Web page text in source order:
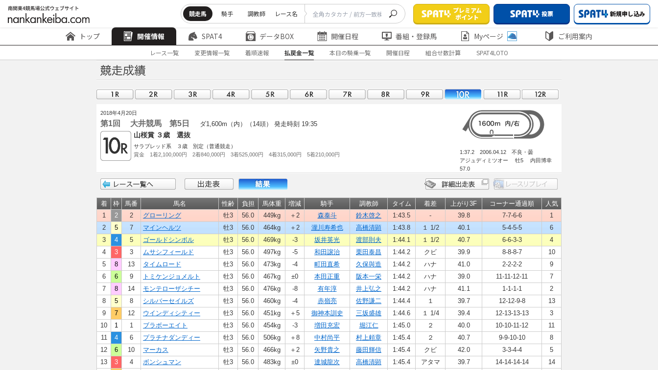
競走馬 騎手 調教師 レース名
プレミアム
ポイント
投票 新規申し込み
トップ 開催情報 SPAT4 データBOX 開催日程 番組・登録馬 Myページ ご利用案内
レース一覧 変更情報一覧 着順速報 払戻金一覧 本日の騎乗一覧 開催日程 組合せ数計算 SPAT4LOTO
2018年4月20日
第1回 大井競馬 第5日 ダ1,600m（内）（14頭） 発走時刻 19:35
山桜賞 ３歳 選抜
サラブレッド系 ３歳 別定（普通競走）
賞金 1着2,100,000円 2着840,000円 3着525,000円 4着315,000円 5着210,000円
1:37.2 2006.04.12 不良・曇
アジュディミツオー 牡5 内田博幸
57.0
着 枠 馬番 馬名 性齢 負担 馬体重 増減 騎手 調教師 タイム 着差 上がり3F コーナー通過順
人気
1
2 2 グローリング 牡3 56.0 449kg ＋2 森泰斗 鈴木啓之 1:43.5 - 39.8 7-7-6-6
1
2
5 7 マインヘルツ 牡3 56.0 464kg ＋2 瀧川寿希也 高橋清顕 1:43.8 １ 1/2 40.1 5-4-5-5
6
3
4 5 ゴールドシンボル 牡3 56.0 469kg -3 坂井英光 渡部則夫 1:44.1 １ 1/2 40.7 6-6-3-3
4
4
3 3 ムサシフィールド 牡3 56.0 497kg -5 和田譲治 栗田泰昌 1:44.2 クビ 39.9 8-8-8-7
10
5
8 13 タイムロード 牡3 56.0 473kg -4 町田直希 久保與造 1:44.2 ハナ 41.0 2-2-2-2
9
6
6 9 トミケンジョメルト 牡3 56.0 467kg ±0 本田正重 阪本一栄 1:44.2 ハナ 39.0 11-11-12-11
7
7
8 14 モンテローザシチー 牡3 56.0 476kg -8 有年淳 井上弘之 1:44.2 ハナ 41.1 1-1-1-1
2
8
5 8 シルバーセイルズ 牡3 56.0 460kg -4 赤嶺亮 佐野謙二 1:44.4 １ 39.7 12-12-9-8
13
9
7 12 ウインディシティー 牡3 56.0 451kg ＋5 御神本訓史 三坂盛雄 1:44.6 １ 1/4 39.4 12-13-13-13
3
10
1 1 ブラボーエイト 牡3 56.0 454kg -3 増田充宏 堀江仁 1:45.0 ２ 40.0 10-10-11-12
11
11
4 6 プラチナダンディー 牡3 56.0 506kg ＋8 中村尚平 村上頼章 1:45.4 ２ 40.7 9-9-10-10
8
12
6 10 マーカス 牡3 56.0 466kg ＋2 矢野貴之 藤田輝信 1:45.4 クビ 42.0 3-3-4-4
5
13
3 4 ボンシュマン 牡3 56.0 483kg ±0 達城龍次 高橋清顕 1:45.4 アタマ 39.7 14-14-14-14
14